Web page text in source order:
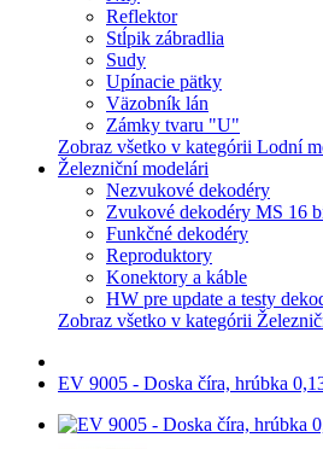
Reflektor
Stĺpik zábradlia
Sudy
Upínacie pätky
Väzobník lán
Zámky tvaru "U"
Zobraz všetko v kategórii Lodní
Železniční modelári
Nezvukové dekodéry
Zvukové dekodéry MS 16
Funkčné dekodéry
Reproduktory
Konektory a káble
HW pre update a testy
Zobraz všetko v kategórii
EV 9005 - Doska číra, hrúbka